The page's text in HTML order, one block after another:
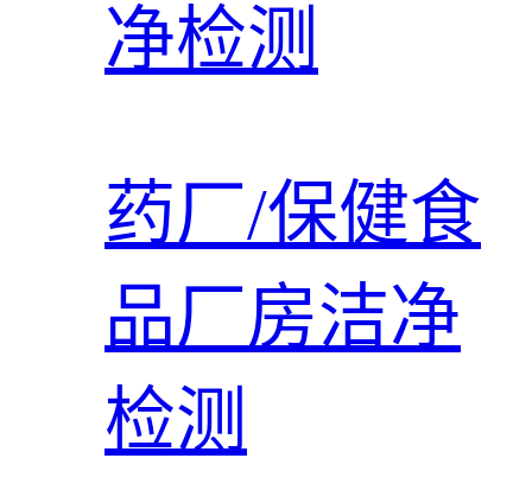
净检测
药厂/保健食
品厂房洁净
检测